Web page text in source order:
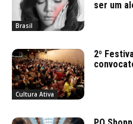
Brasil
ser um
Cultura Ativa
2º